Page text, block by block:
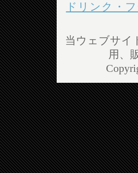
ドリンク・
当ウェブサイ
用、